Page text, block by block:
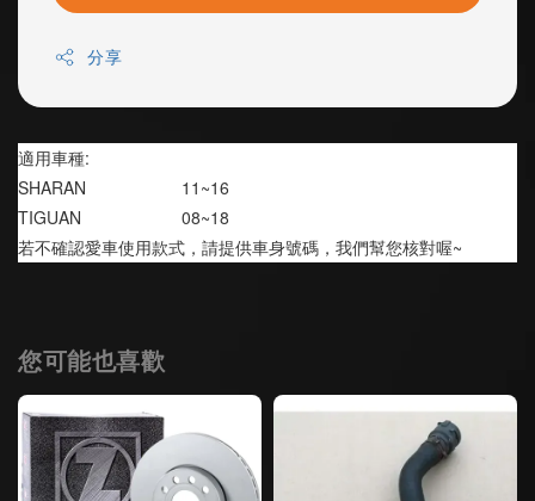
分享
適用車種:
SHARAN                    11~16
TIGUAN                     08~18
若不確認愛車使用款式，請提供車身號碼，我們幫您核對喔~
您可能也喜歡